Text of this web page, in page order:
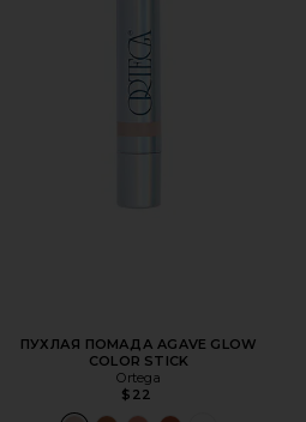
ПУХЛАЯ ПОМАДА AGAVE GLOW
COLOR STICK
Ortega
$22